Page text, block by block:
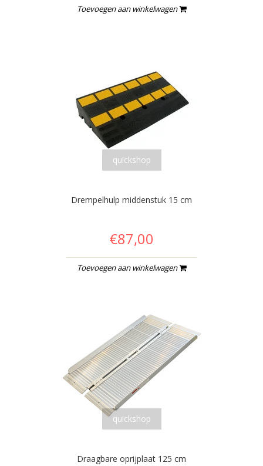
Toevoegen aan winkelwagen
quickshop
Drempelhulp middenstuk 15 cm
€87,00
Toevoegen aan winkelwagen
quickshop
Draagbare oprijplaat 125 cm